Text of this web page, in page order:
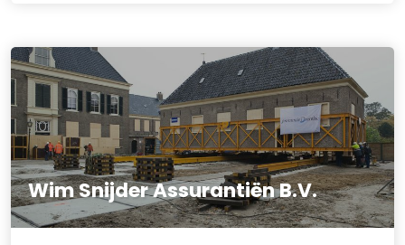
Wim Snijder Assurantiën B.V.